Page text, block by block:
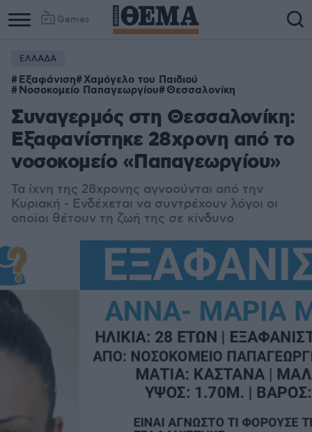
Games
Column
1
Column
2
ΕΛΛΑΔΑ
Εξαφάνιση Χαμόγελο του Παιδιού
Νοσοκομείο Παπαγεωργίου Θεσσαλονίκη
Συναγερμός στη Θεσσαλονίκη:
Εξαφανίστηκε 28χρονη από το
νοσοκομείο «Παπαγεωργίου»
Τα ίχνη της 28χρονης αγνοούνται από την
Κυριακή - Ενδέχεται να συντρέχουν λόγοι οι
οποίοι θέτουν τη ζωή της σε κίνδυνο